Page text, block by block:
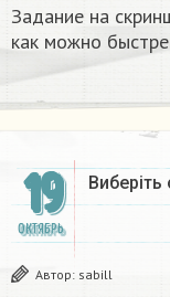
Задание на
как можно
19
ОКТЯБРЬ
Виберіть
Автор: sabill